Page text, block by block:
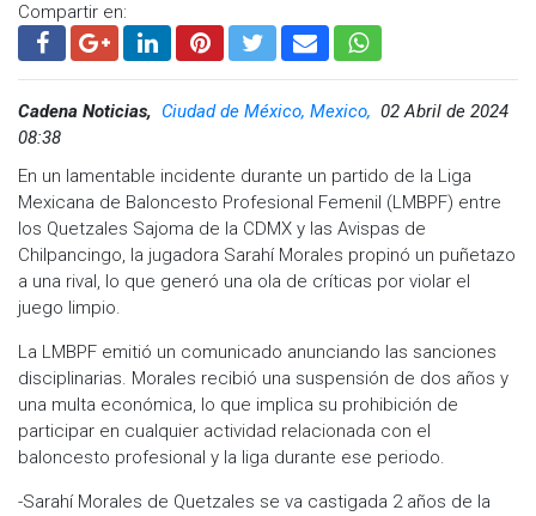
Compartir en:
Cadena Noticias, Ciudad de México, Mexico, 02 Abril de 2024
08:38
En un lamentable incidente durante un partido de la Liga
Mexicana de Baloncesto Profesional Femenil (LMBPF) entre
los Quetzales Sajoma de la CDMX y las Avispas de
Chilpancingo, la jugadora Sarahí Morales propinó un puñetazo
a una rival, lo que generó una ola de críticas por violar el
juego limpio.
La LMBPF emitió un comunicado anunciando las sanciones
disciplinarias. Morales recibió una suspensión de dos años y
una multa económica, lo que implica su prohibición de
participar en cualquier actividad relacionada con el
baloncesto profesional y la liga durante ese periodo.
-Sarahí Morales de Quetzales se va castigada 2 años de la